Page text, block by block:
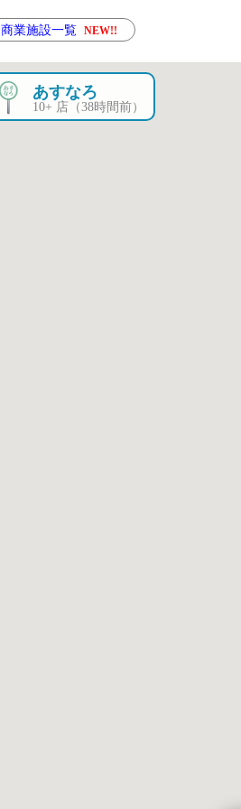
商業施設一覧 NEW!!
あすなろ
10+ 店（38時間前）